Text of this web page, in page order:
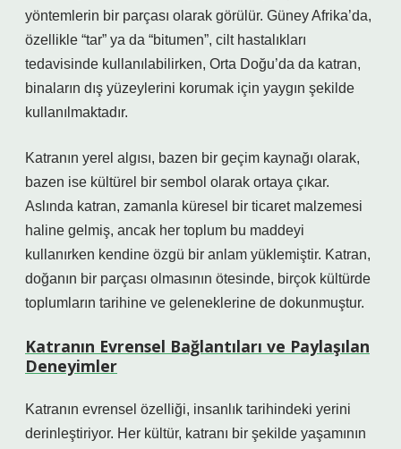
yöntemlerin bir parçası olarak görülür. Güney Afrika’da,
özellikle “tar” ya da “bitumen”, cilt hastalıkları
tedavisinde kullanılabilirken, Orta Doğu’da da katran,
binaların dış yüzeylerini korumak için yaygın şekilde
kullanılmaktadır.
Katranın yerel algısı, bazen bir geçim kaynağı olarak,
bazen ise kültürel bir sembol olarak ortaya çıkar.
Aslında katran, zamanla küresel bir ticaret malzemesi
haline gelmiş, ancak her toplum bu maddeyi
kullanırken kendine özgü bir anlam yüklemiştir. Katran,
doğanın bir parçası olmasının ötesinde, birçok kültürde
toplumların tarihine ve geleneklerine de dokunmuştur.
Katranın Evrensel Bağlantıları ve Paylaşılan
Deneyimler
Katranın evrensel özelliği, insanlık tarihindeki yerini
derinleştiriyor. Her kültür, katranı bir şekilde yaşamının